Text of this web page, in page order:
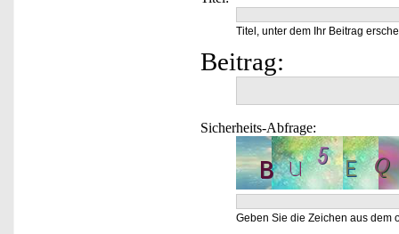
Titel, unter dem Ihr Beitrag
Beitrag:
Sicherheits-Abfrage:
Geben Sie die Zeichen aus dem